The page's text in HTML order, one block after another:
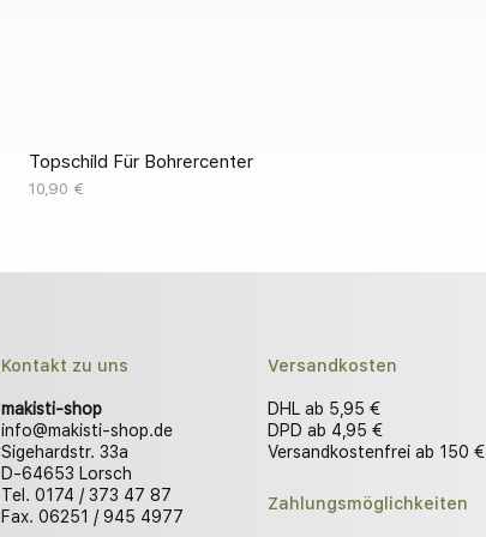
Topschild Für Bohrercenter
Preis
10,90 €
Kontakt zu uns
makisti-shop
info@makisti-shop.de
Sigehardstr. 33a
D-64653 Lorsch
Tel. 0174 / 373 47 87
Fax. 06251 / 945 4977
Versandkosten
DHL ab 5,95 €
DPD ab 4,95 €
Versandkostenfrei ab 150 €
Zahlungsmöglichkeiten